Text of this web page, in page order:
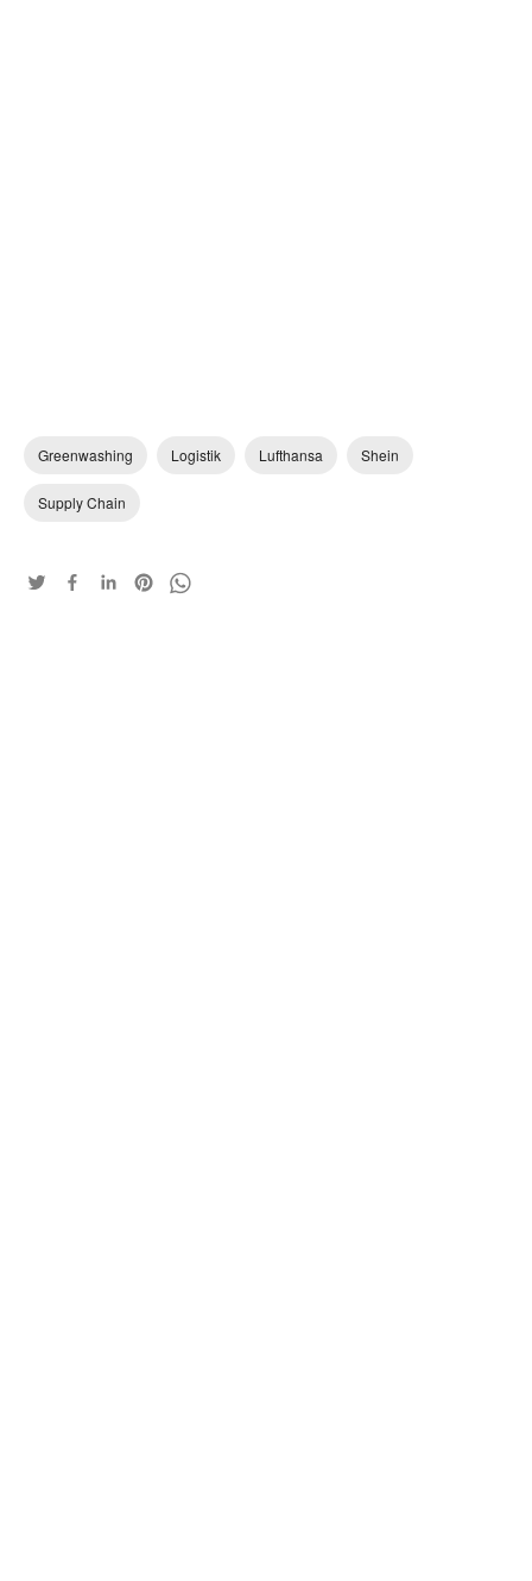
Greenwashing Logistik Lufthansa Shein
Supply Chain